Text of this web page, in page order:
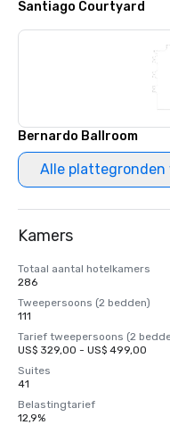
Santiago Courtyard
Bernardo Ballroom
Alle plattegronden
Kamers
Totaal aantal hotelkamers
286
Tweepersoons (2 bedden)
111
Tarief tweepersoons (2
US$ 329,00 - US$ 499,00
Suites
41
Belastingtarief
12,9%